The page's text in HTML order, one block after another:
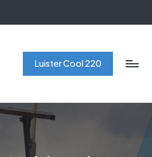
Luister Cool 220